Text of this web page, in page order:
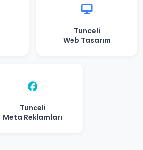
Tunceli
Web Tasarım
Tunceli
Meta Reklamları